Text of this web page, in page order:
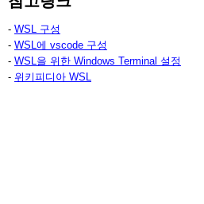
- WSL 구성
- WSL에 vscode 구성
- WSL을 위한 Windows Terminal 설정
- 위키피디아 WSL